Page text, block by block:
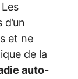
et ne
de la
auto-